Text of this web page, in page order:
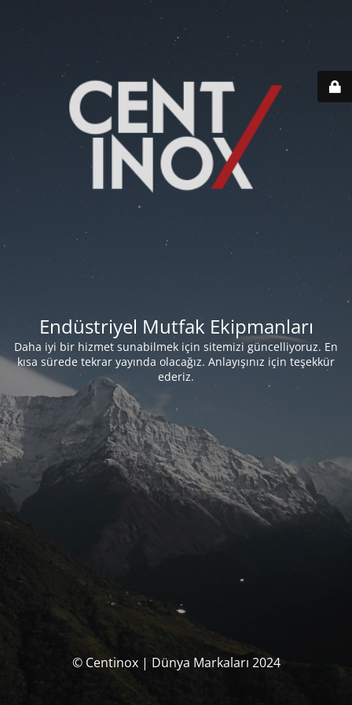
Endüstriyel Mutfak Ekipmanları
Daha iyi bir hizmet sunabilmek için sitemizi güncelliyoruz. En
kısa sürede tekrar yayında olacağız. Anlayışınız için teşekkür
ederiz.
© Centinox | Dünya Markaları 2024